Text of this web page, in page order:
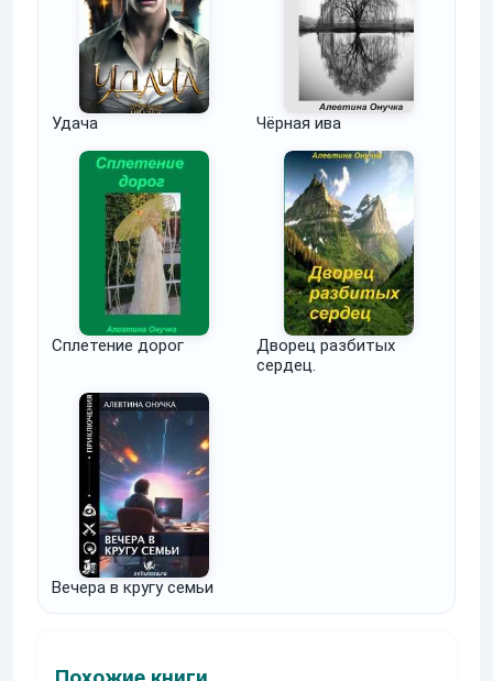
Удача Чёрная ива
Сплетение дорог
Дворец разбитых
сердец.
Вечера в кругу семьи